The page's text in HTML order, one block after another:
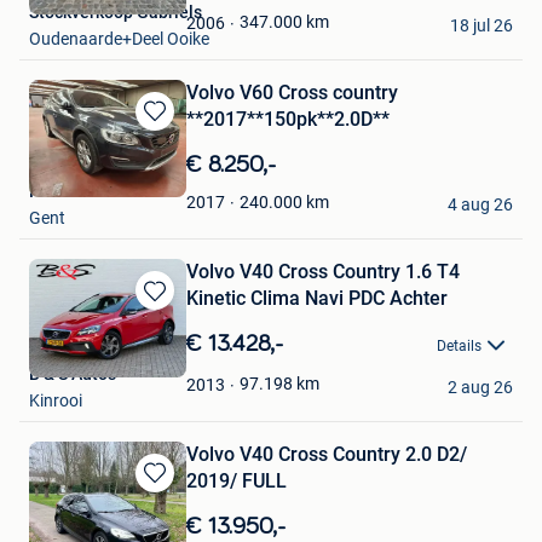
Favorieten2006 347.000 km
Stockverkoop Gabriels
Oudenaarde+Deel Ooike
18 jul 26
Bewaren
in
Mijn
Favorieten
Volvo V60 Cross country
**2017**150pk**2.0D**
€ 8.250,-
2017 240.000 km
K&M CARS GENT
Gent
4 aug 26
Bewaren
in
Mijn
Favorieten
Volvo V40 Cross Country 1.6 T4
Kinetic Clima Navi PDC Achter
€ 13.428,- Details
2013 97.198 km
B & S Auto's
Kinrooi
2 aug 26
Bewaren
in
Volvo V40 Cross Country 2.0 D2/
2019/ FULL
€ 13.950,-